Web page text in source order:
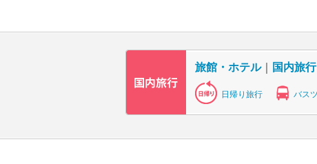
旅館・ホテル｜ 国内旅行
日帰り旅行 バス